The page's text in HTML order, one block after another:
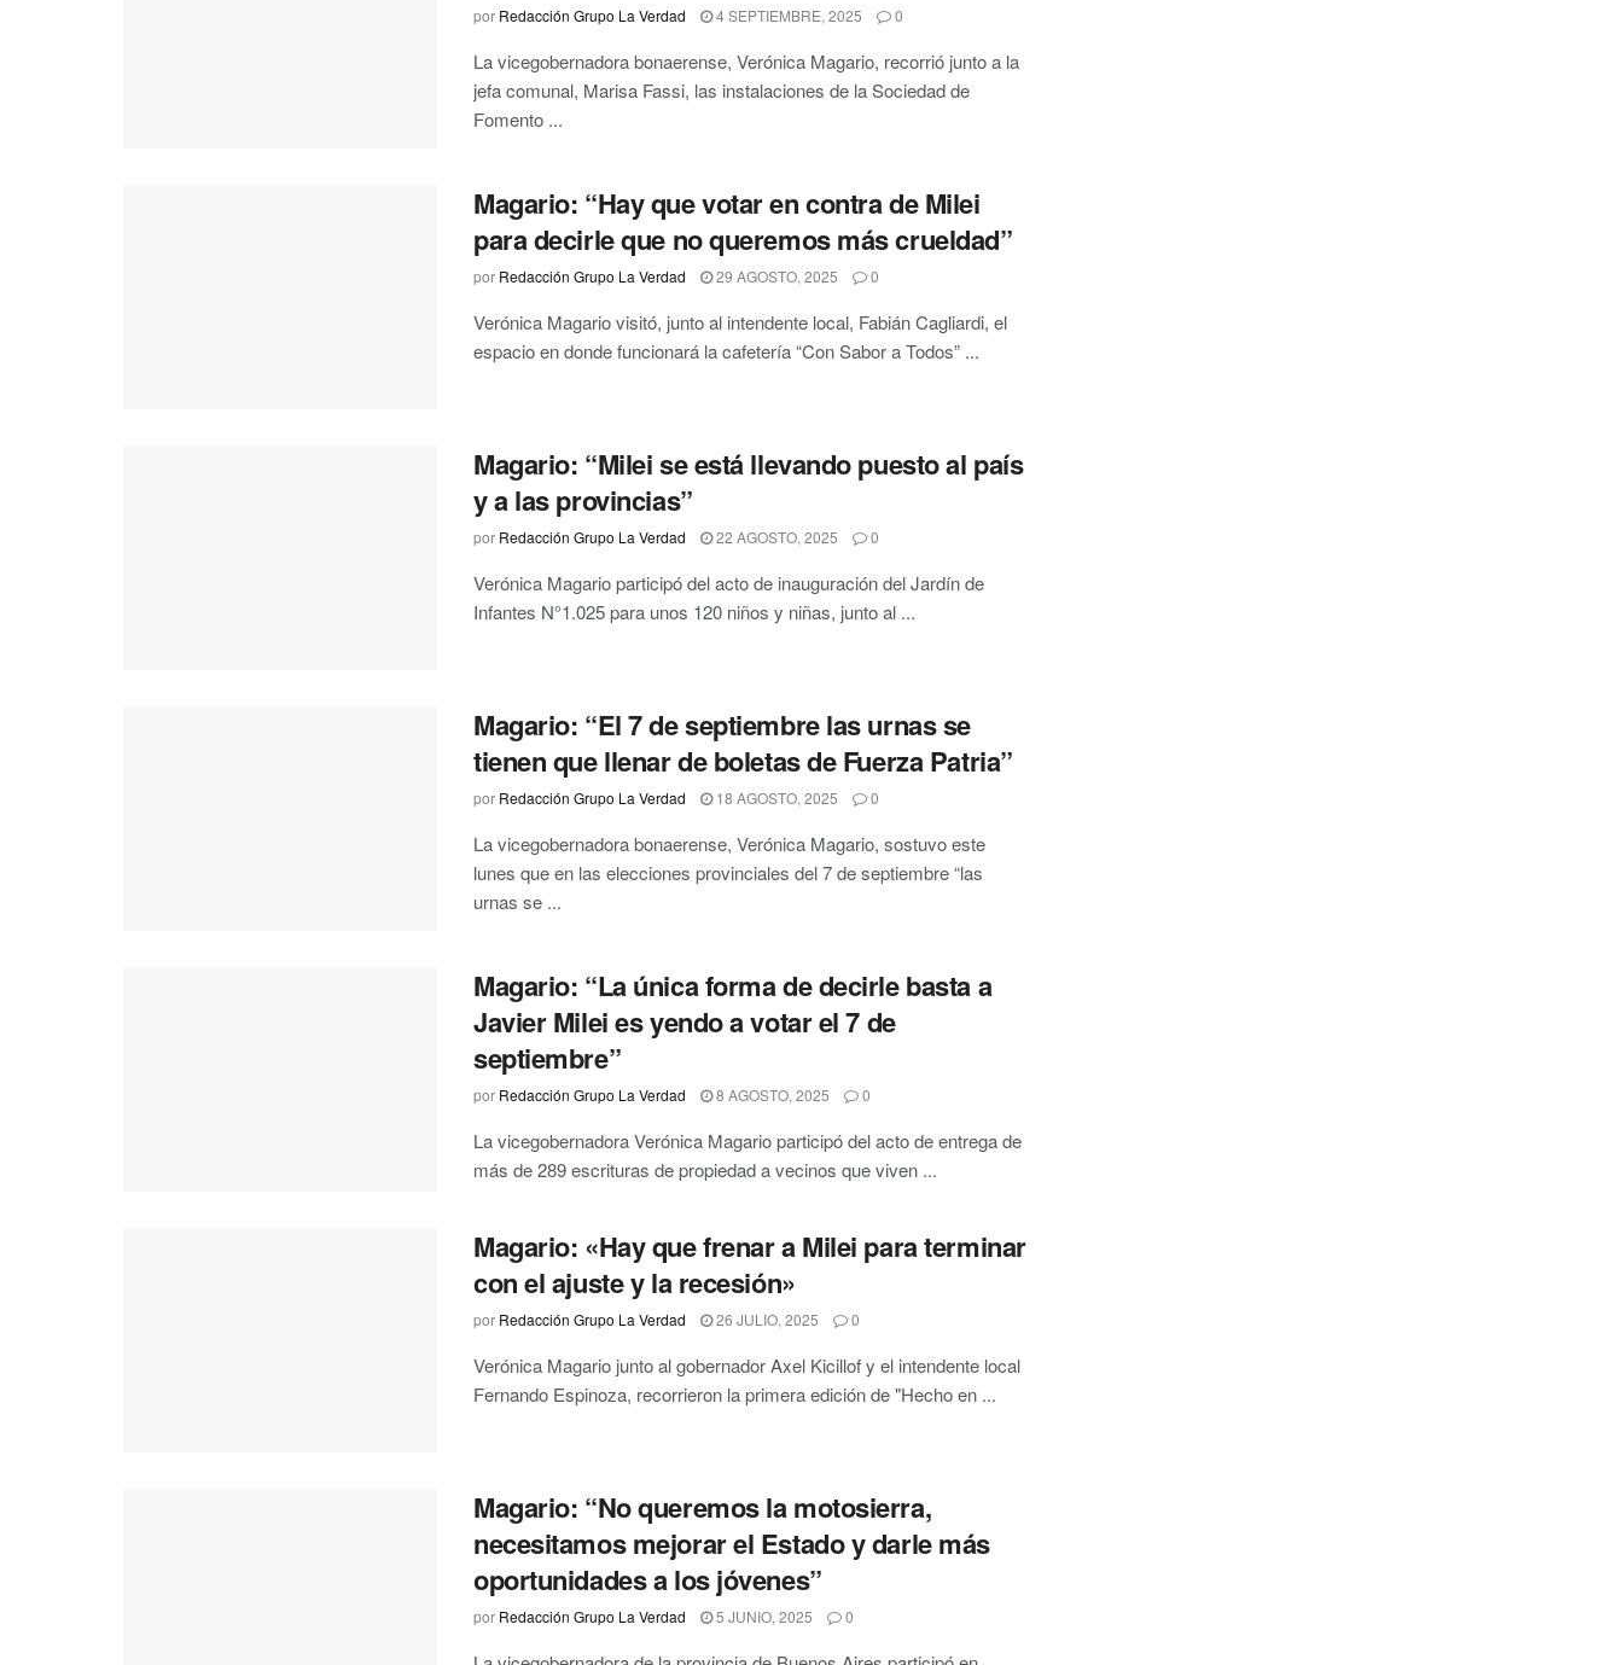
por Redacción Grupo La Verdad 4 SEPTIEMBRE, 2025 0
La vicegobernadora bonaerense, Verónica Magario, recorrió junto a la
jefa comunal, Marisa Fassi, las instalaciones de la Sociedad de
Fomento ...
Magario: “Hay que votar en contra de Milei
para decirle que no queremos más crueldad”
por Redacción Grupo La Verdad 29 AGOSTO, 2025 0
Verónica Magario visitó, junto al intendente local, Fabián Cagliardi, el
espacio en donde funcionará la cafetería “Con Sabor a Todos” ...
Magario: “Milei se está llevando puesto al país
y a las provincias”
por Redacción Grupo La Verdad 22 AGOSTO, 2025 0
Verónica Magario participó del acto de inauguración del Jardín de
Infantes N°1.025 para unos 120 niños y niñas, junto al ...
Magario: “El 7 de septiembre las urnas se
tienen que llenar de boletas de Fuerza Patria”
por Redacción Grupo La Verdad 18 AGOSTO, 2025 0
La vicegobernadora bonaerense, Verónica Magario, sostuvo este
lunes que en las elecciones provinciales del 7 de septiembre “las
urnas se ...
Magario: “La única forma de decirle basta a
Javier Milei es yendo a votar el 7 de
septiembre”
por Redacción Grupo La Verdad 8 AGOSTO, 2025 0
La vicegobernadora Verónica Magario participó del acto de entrega de
más de 289 escrituras de propiedad a vecinos que viven ...
Magario: «Hay que frenar a Milei para terminar
con el ajuste y la recesión»
por Redacción Grupo La Verdad 26 JULIO, 2025 0
Verónica Magario junto al gobernador Axel Kicillof y el intendente local
Fernando Espinoza, recorrieron la primera edición de "Hecho en ...
Magario: “No queremos la motosierra,
necesitamos mejorar el Estado y darle más
oportunidades a los jóvenes”
por Redacción Grupo La Verdad 5 JUNIO, 2025 0